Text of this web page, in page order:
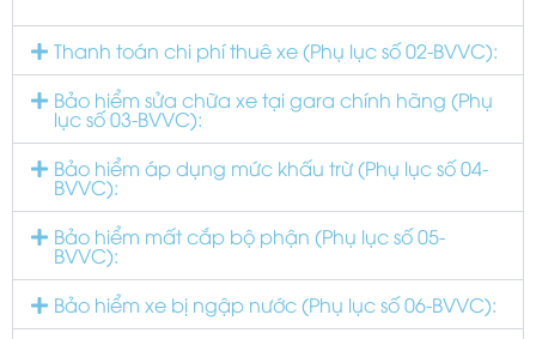
Thanh toán chi phí thuê xe (Phụ lục số 02-BVVC):
Bảo hiểm sửa chữa xe tại gara chính hãng (Phụ
lục số 03-BVVC):
Bảo hiểm áp dụng mức khấu trừ (Phụ lục số 04-
BVVC):
Bảo hiểm mất cắp bộ phận (Phụ lục số 05-
BVVC):
Bảo hiểm xe bị ngập nước (Phụ lục số 06-BVVC):